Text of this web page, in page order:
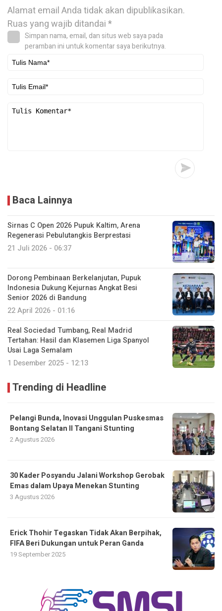
Alamat email Anda tidak akan dipublikasikan.
Ruas yang wajib ditandai*
Simpan nama, email, dan situs web saya pada
peramban ini untuk komentar saya berikutnya.
Baca Lainnya
Sirnas C Open 2026 Pupuk Kaltim, Arena
Regenerasi Pebulutangkis Berprestasi
21 Juli 2026 - 06:37
Dorong Pembinaan Berkelanjutan, Pupuk
Indonesia Dukung Kejurnas Angkat Besi
Senior 2026 di Bandung
22 April 2026 - 01:16
Real Sociedad Tumbang, Real Madrid
Tertahan: Hasil dan Klasemen Liga Spanyol
Usai Laga Semalam
1 Desember 2025 - 12:13
Trending di Headline
Pelangi Bunda, Inovasi Unggulan Puskesmas
Bontang Selatan II Tangani Stunting
2 Agustus 2026
30 Kader Posyandu Jalani Workshop Gerobak
Emas dalam Upaya Menekan Stunting
3 Agustus 2026
Erick Thohir Tegaskan Tidak Akan Berpihak,
FIFA Beri Dukungan untuk Peran Ganda
19 September 2025